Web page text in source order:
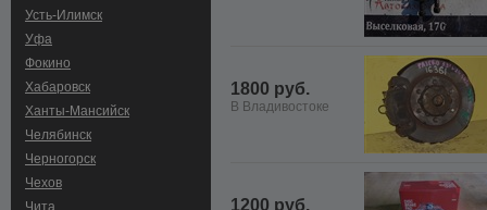
Усть-Илимск
Уфа
Фокино
Хабаровск
Ханты-Мансийск
Челябинск
Черногорск
Чехов
Чита
1800 руб.
В Владивостоке
1200 руб.